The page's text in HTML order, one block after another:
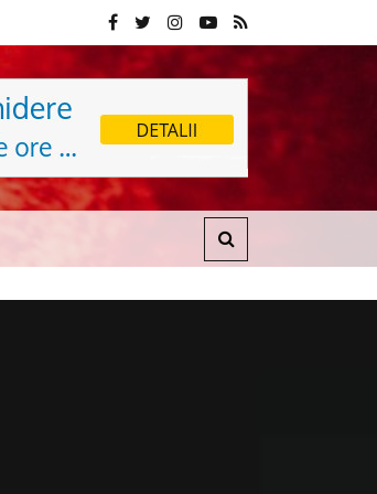
Fondul Științescu revine cu ediția a 7-a la Sibiu